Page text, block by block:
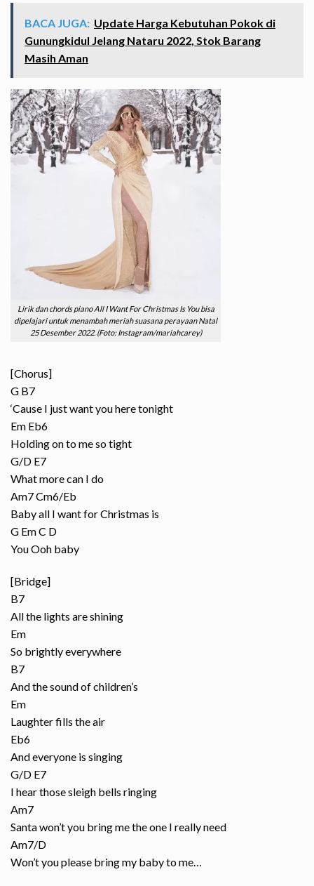
BACA JUGA: Update Harga Kebutuhan Pokok di
Gunungkidul Jelang Nataru 2022, Stok Barang
Masih Aman
Lirik dan chords piano All I Want For Christmas Is You bisa
dipelajari untuk menambah meriah suasana perayaan Natal
25 Desember 2022. (Foto: Instagram/mariahcarey)
[Chorus]
G B7
‘Cause I just want you here tonight
Em Eb6
Holding on to me so tight
G/D E7
What more can I do
Am7 Cm6/Eb
Baby all I want for Christmas is
G Em C D
You Ooh baby
[Bridge]
B7
All the lights are shining
Em
So brightly everywhere
B7
And the sound of children’s
Em
Laughter fills the air
Eb6
And everyone is singing
G/D E7
I hear those sleigh bells ringing
Am7
Santa won’t you bring me the one I really need
Am7/D
Won’t you please bring my baby to me…